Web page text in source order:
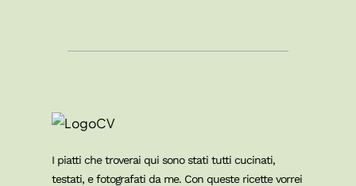
I piatti che troverai qui sono stati tutti cucinati,
testati, e fotografati da me. Con queste ricette vorrei